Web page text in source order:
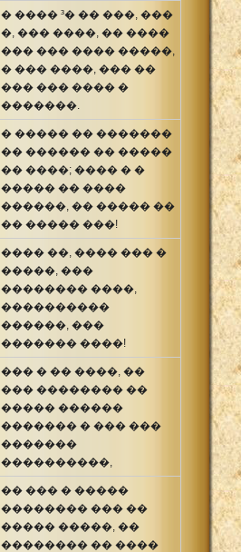
� ���� ³� �� ���, ���
�, ��� ����, �� ����
��� ��� ���� �����,
� ��� ����, ��� ��
��� ��� ���� �
�������.
� ����� �� �������
�� ������ �� �����
�� ����; ���� � �
����� �� ����
������, �� ����� ��
�� ����� ���!
���� ��, ���� ��� �
�����, ���
�������� ����,
����������
������, ���
������� ����!
��� � �� ����, ��
��� �������� ��
����� ������
������� � ��� ���
�������
����������,
�� ��� � �����
�������� ��� ��
����� �����, ��
�������� �� ����